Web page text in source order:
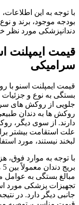
با توجه به این
بودجه موجود، برند و
دندانپزشکی مورد نظر
قیمت ایمپلنت
سرامیکی
قیمت ایمپلنت اسنو
بستگی به نوع و جزئیات
جلویی از روکش های
روکش ها به دندان
دارند. از سوی دیگر،
علت استقامت بیشتر
لبخند نیستند، مورد
با توجه به موارد فوق،
مبالغ بستگی به
تجهیزات پزشکی مورد
جانبی دیگر دارد. در